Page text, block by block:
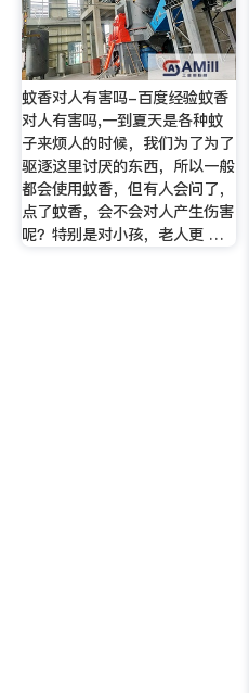
蚊香对人有害吗-百度经验蚊香
对人有害吗,一到夏天是各种蚊
子来烦人的时候，我们为了为了
驱逐这里讨厌的东西，所以一般
都会使用蚊香，但有人会问了，
点了蚊香，会不会对人产生伤害
呢？特别是对小孩，老人更 …